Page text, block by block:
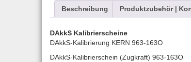
Beschreibung Produktzubehör |
DAkkS Kalibrierscheine
DAkkS-Kalibrierung KERN 963-163O
DAkkS-Kalibrierschein (Zugkraft) 963-163O